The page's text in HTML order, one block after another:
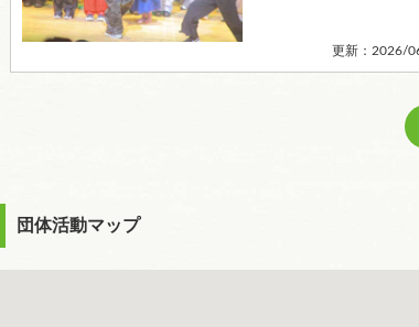
更新：2026/
団体活動マップ